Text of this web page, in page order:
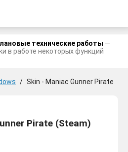
технические работы —
в работе некоторых функций
/ Skin - Maniac Gunner Pirate
Pirate (Steam)